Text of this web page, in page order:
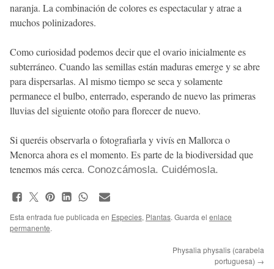
naranja. La combinación de colores es espectacular y atrae a
muchos polinizadores.
Como curiosidad podemos decir que el ovario inicialmente es
subterráneo. Cuando las semillas están maduras emerge y se abre
para dispersarlas. Al mismo tiempo se seca y solamente
permanece el bulbo, enterrado, esperando de nuevo las primeras
lluvias del siguiente otoño para florecer de nuevo.
Si queréis observarla o fotografiarla y vivís en Mallorca o
Menorca ahora es el momento. Es parte de la biodiversidad que
tenemos más cerca. Conozcámosla. Cuidémosla.
Esta entrada fue publicada en Especies, Plantas. Guarda el enlace
permanente.
Physalia physalis (carabela
portuguesa) →